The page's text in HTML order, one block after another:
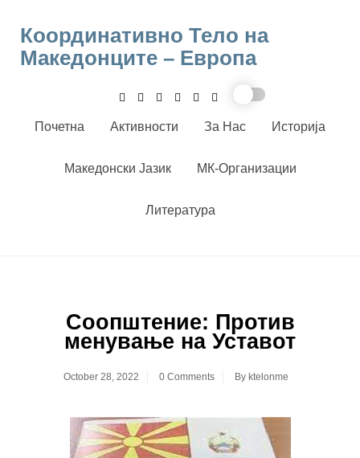
contentКоординативно Тело на
Македонците – Европа
Почетна Активности За Нас Историја
Македонски Јазик МК-Организации
Литература
Соопштение: Против
менување на Уставот
October 28, 2022 0 Comments By ktelonme